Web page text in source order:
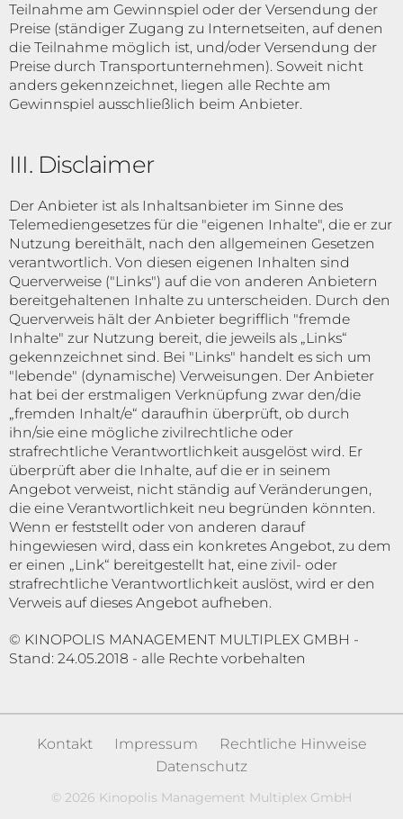
Teilnahme am Gewinnspiel oder der Versendung der
Preise (ständiger Zugang zu Internetseiten, auf denen
die Teilnahme möglich ist, und/oder Versendung der
Preise durch Transportunternehmen). Soweit nicht
anders gekennzeichnet, liegen alle Rechte am
Gewinnspiel ausschließlich beim Anbieter.
III. Disclaimer
Der Anbieter ist als Inhaltsanbieter im Sinne des
Telemediengesetzes für die "eigenen Inhalte", die er zur
Nutzung bereithält, nach den allgemeinen Gesetzen
verantwortlich. Von diesen eigenen Inhalten sind
Querverweise ("Links") auf die von anderen Anbietern
bereitgehaltenen Inhalte zu unterscheiden. Durch den
Querverweis hält der Anbieter begrifflich "fremde
Inhalte" zur Nutzung bereit, die jeweils als „Links“
gekennzeichnet sind. Bei "Links" handelt es sich um
"lebende" (dynamische) Verweisungen. Der Anbieter
hat bei der erstmaligen Verknüpfung zwar den/die
„fremden Inhalt/e“ daraufhin überprüft, ob durch
ihn/sie eine mögliche zivilrechtliche oder
strafrechtliche Verantwortlichkeit ausgelöst wird. Er
überprüft aber die Inhalte, auf die er in seinem
Angebot verweist, nicht ständig auf Veränderungen,
die eine Verantwortlichkeit neu begründen könnten.
Wenn er feststellt oder von anderen darauf
hingewiesen wird, dass ein konkretes Angebot, zu dem
er einen „Link“ bereitgestellt hat, eine zivil- oder
strafrechtliche Verantwortlichkeit auslöst, wird er den
Verweis auf dieses Angebot aufheben.
© KINOPOLIS MANAGEMENT MULTIPLEX GMBH -
Stand: 24.05.2018 - alle Rechte vorbehalten
Kontakt Impressum
Rechtliche Hinweise
Datenschutz
© 2026 Kinopolis Management Multiplex GmbH